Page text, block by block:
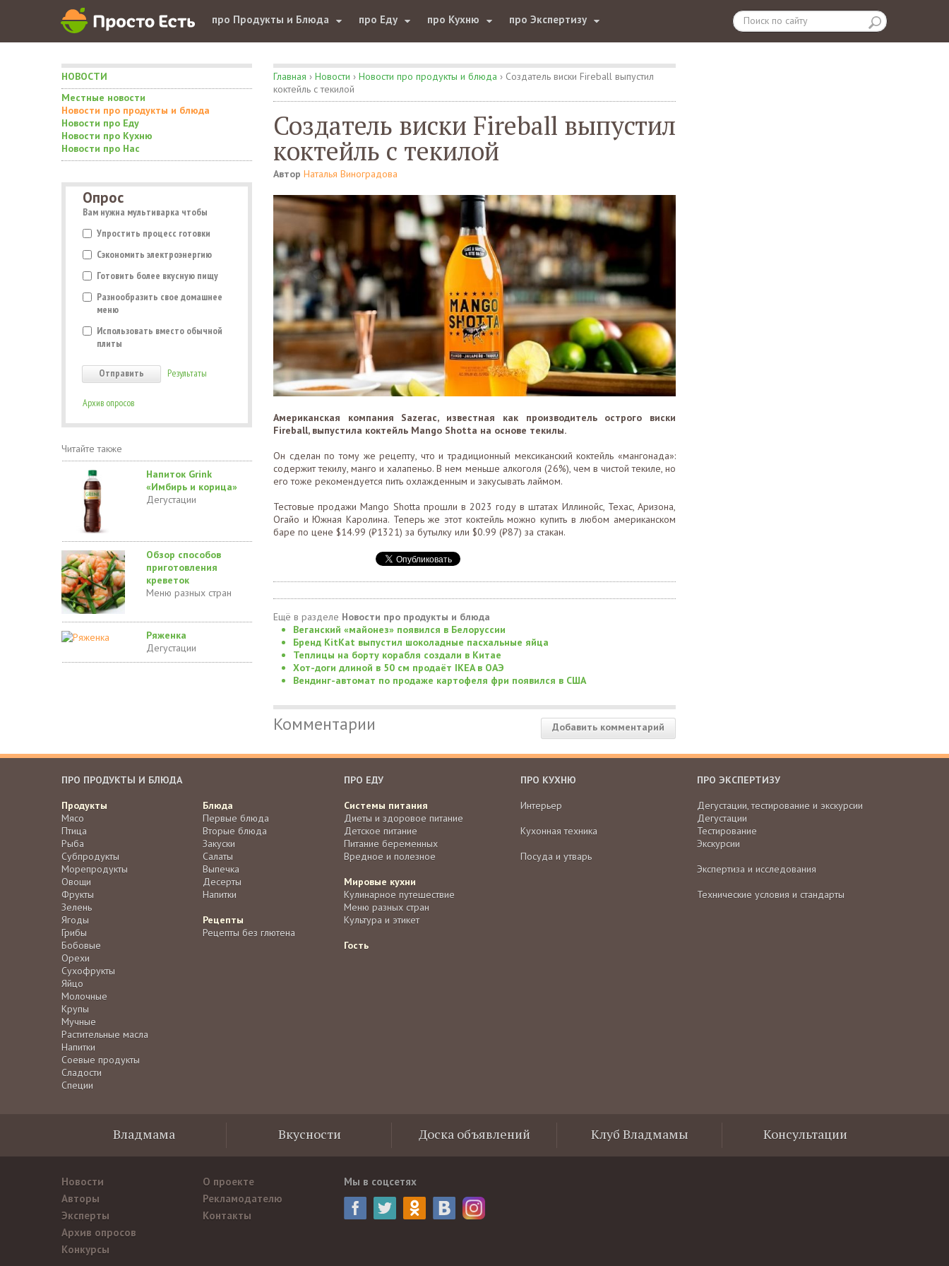
про Продукты и Блюда про Еду про Кухню про Экспертизу
НОВОСТИ
Местные новости
Новости про продукты и блюда
Новости про Еду
Новости про Кухню
Новости про Нас
Опрос
Вам нужна мультиварка чтобы
Упростить процесс готовки
Сэкономить электроэнергию
Готовить более вкусную пищу
Разнообразить свое домашнее
меню
Использовать вместо обычной
плиты
Результаты
Архив опросов
Читайте также
Напиток Grink
«Имбирь и корица»
Дегустации
Обзор способов
приготовления
креветок
Меню разных стран
Ряженка
Дегустации
Главная › Новости › Новости про продукты и блюда › Создатель виски Fireball выпустил
коктейль с текилой
Создатель виски Fireball выпустил
коктейль с текилой
Автор Наталья Виноградова
Американская компания Sazerac, известная как производитель острого виски
Fireball, выпустила коктейль Mango Shotta на основе текилы.
Он сделан по тому же рецепту, что и традиционный мексиканский коктейль «мангонада»:
содержит текилу, манго и халапеньо. В нем меньше алкоголя (26%), чем в чистой текиле, но
его тоже рекомендуется пить охлажденным и закусывать лаймом.
Тестовые продажи Mango Shotta прошли в 2023 году в штатах Иллинойс, Техас, Аризона,
Огайо и Южная Каролина. Теперь же этот коктейль можно купить в любом американском
баре по цене $14.99 (₽1321) за бутылку или $0.99 (₽87) за стакан.
Ещё в разделе Новости про продукты и блюда
Веганский «майонез» появился в Белоруссии
Бренд KitKat выпустил шоколадные пасхальные яйца
Теплицы на борту корабля создали в Китае
Хот-доги длиной в 50 см продаёт IKEA в ОАЭ
Вендинг-автомат по продаже картофеля фри появился в США
Добавить комментарий
Комментарии
ПРО ПРОДУКТЫ И БЛЮДА
Продукты
Мясо
Птица
Рыба
Субпродукты
Морепродукты
Овощи
Фрукты
Зелень
Ягоды
Грибы
Бобовые
Орехи
Сухофрукты
Яйцо
Молочные
Крупы
Мучные
Растительные масла
Напитки
Соевые продукты
Сладости
Специи
Блюда
Первые блюда
Вторые блюда
Закуски
Салаты
Выпечка
Десерты
Напитки
Рецепты
Рецепты без глютена
ПРО ЕДУ
Системы питания
Диеты и здоровое питание
Детское питание
Питание беременных
Вредное и полезное
Мировые кухни
Кулинарное путешествие
Меню разных стран
Культура и этикет
Гость
ПРО КУХНЮ
Интерьер
Кухонная техника
Посуда и утварь
ПРО ЭКСПЕРТИЗУ
Дегустации, тестирование и экскурсии
Дегустации
Тестирование
Экскурсии
Экспертиза и исследования
Технические условия и стандарты
Владмама Вкусности Доска объявлений Клуб Владмамы Консультации
Новости
Авторы
Эксперты
Архив опросов
Конкурсы
О проекте
Рекламодателю
Контакты
Мы в соцсетях